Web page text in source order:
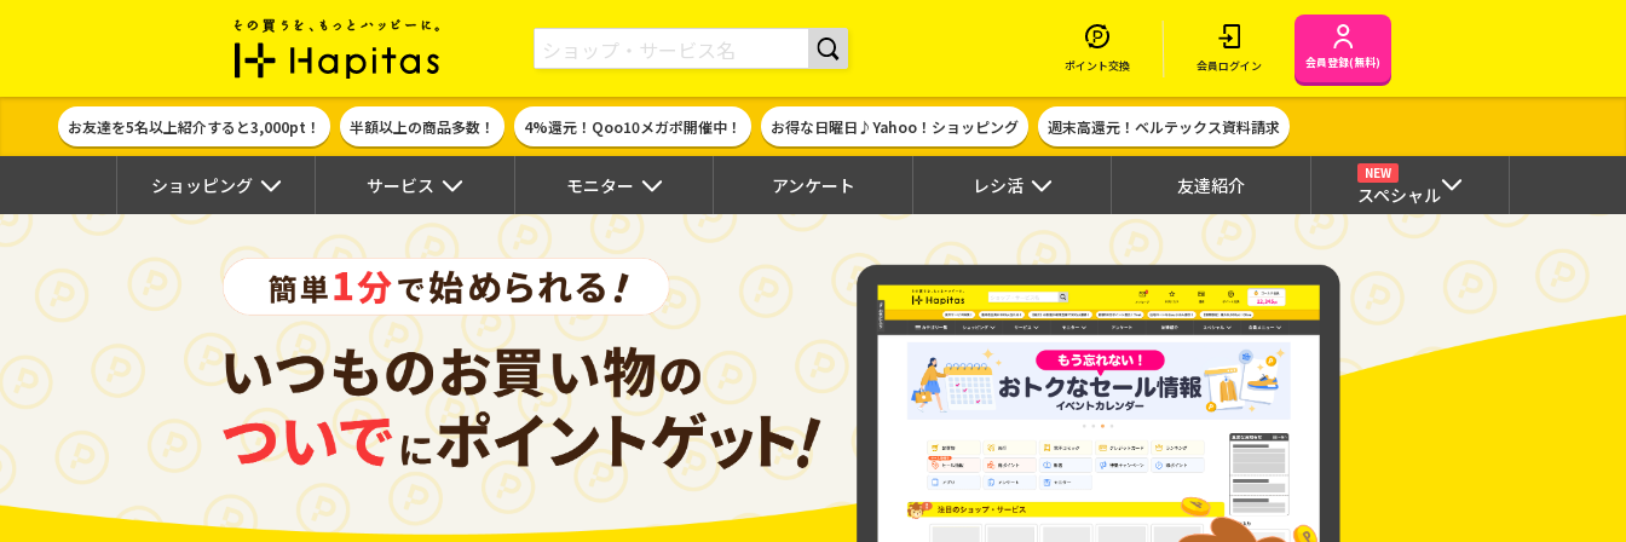
ポイント貯めて現金やギフト券に交換できるポイントサイト | ハピタス
ポイント交換 会員ログイン 会員登録(無料)
お友達を5名以上紹介すると3,000pt！ 半額以上の商品多数！ 4%還元！Qoo10メガポ開催中！ お得な日曜日♪Yahoo！ショッピング 週末高還元！ベルテックス資料請求
ショッピング サービス モニター アンケート レシ活 友達紹介
NEW
スペシャル